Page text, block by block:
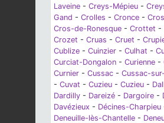
Laveine - Creys-Mépieu -
Gand - Crolles - Cronce - Cros
Cros-de-Ronesque - Crottet -
Crozet - Cruas - Cruet -
Cublize - Cuinzier - Culhat -
Curciat-Dongalon - Curienne -
Curnier - Cussac - Cussac-
- Cuvat - Cuzieu - Cuzieu -
Dardilly - Dareizé - Dargoire -
Davézieux - Décines-Charpieu
Deneuille-lès-Chantelle -